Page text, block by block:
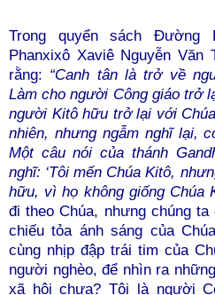
Trong quyển sách
Phanxixô Xaviê Nguyễn Văn
rằng: “Canh tân là trở về
Làm cho người Công giáo trở
người Kitô hữu trở lại với
nhiên, nhưng ngẫm nghĩ lại,
Một câu nói của thánh
nghĩ: ‘Tôi mến Chúa Kitô,
hữu, vì họ không giống Chúa
đi theo Chúa, nhưng chúng
chiếu tỏa ánh sáng của
cùng nhịp đập trái tim của
người nghèo, để nhìn ra
xã hội chưa? Tôi là người